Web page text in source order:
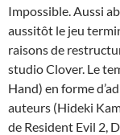
Impossible. Aussi
aussitôt le jeu
raisons de
studio Clover. Le
Hand) en forme
auteurs (Hideki
de Resident Evil 2,